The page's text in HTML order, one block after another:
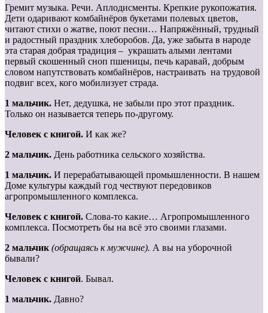
Гремит музыка. Речи. Аплодисменты. Крепкие рукопожатия.
Дети одаривают комбайнёров букетами полевых цветов,
читают стихи о жатве, поют песни… Напряжённый, трудный
и радостный праздник хлеборобов. Да, уже забыта в народе
эта старая добрая традиция – украшать алыми лентами
первый скошенный сноп пшеницы, печь каравай, добрым
словом напутствовать комбайнёров, настраивать на трудовой
подвиг всех, кого мобилизует страда.
1 мальчик. Нет, дедушка, не забыли про этот праздник.
Только он называется теперь по-другому.
Человек с книгой. И как же?
2 мальчик. День работника сельского хозяйства.
1 мальчик. И перерабатывающей промышленности. В нашем
Доме культуры каждый год чествуют передовиков
агропромышленного комплекса.
Человек с книгой. Слова-то какие… Агропромышленного
комплекса. Посмотреть бы на всё это своими глазами.
2 мальчик (обращаясь к мужчине). А вы на уборочной
бывали?
Человек с книгой. Бывал.
1 мальчик. Давно?